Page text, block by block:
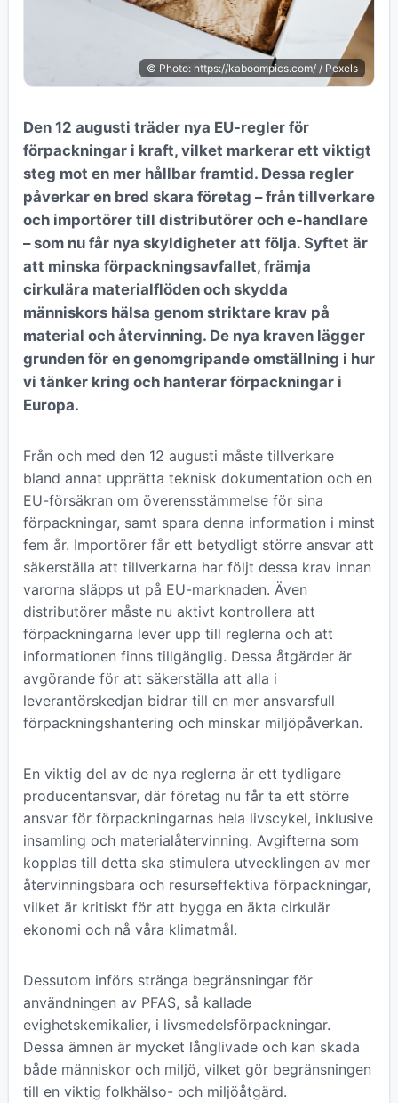
© Photo: https://kaboompics.com/ / Pexels
Den 12 augusti träder nya EU-regler för
förpackningar i kraft, vilket markerar ett viktigt
steg mot en mer hållbar framtid. Dessa regler
påverkar en bred skara företag – från tillverkare
och importörer till distributörer och e-handlare
– som nu får nya skyldigheter att följa. Syftet är
att minska förpackningsavfallet, främja
cirkulära materialflöden och skydda
människors hälsa genom striktare krav på
material och återvinning. De nya kraven lägger
grunden för en genomgripande omställning i hur
vi tänker kring och hanterar förpackningar i
Europa.
Från och med den 12 augusti måste tillverkare
bland annat upprätta teknisk dokumentation och en
EU-försäkran om överensstämmelse för sina
förpackningar, samt spara denna information i minst
fem år. Importörer får ett betydligt större ansvar att
säkerställa att tillverkarna har följt dessa krav innan
varorna släpps ut på EU-marknaden. Även
distributörer måste nu aktivt kontrollera att
förpackningarna lever upp till reglerna och att
informationen finns tillgänglig. Dessa åtgärder är
avgörande för att säkerställa att alla i
leverantörskedjan bidrar till en mer ansvarsfull
förpackningshantering och minskar miljöpåverkan.
En viktig del av de nya reglerna är ett tydligare
producentansvar, där företag nu får ta ett större
ansvar för förpackningarnas hela livscykel, inklusive
insamling och materialåtervinning. Avgifterna som
kopplas till detta ska stimulera utvecklingen av mer
återvinningsbara och resurseffektiva förpackningar,
vilket är kritiskt för att bygga en äkta cirkulär
ekonomi och nå våra klimatmål.
Dessutom införs stränga begränsningar för
användningen av PFAS, så kallade
evighetskemikalier, i livsmedelsförpackningar.
Dessa ämnen är mycket långlivade och kan skada
både människor och miljö, vilket gör begränsningen
till en viktig folkhälso- och miljöåtgärd.